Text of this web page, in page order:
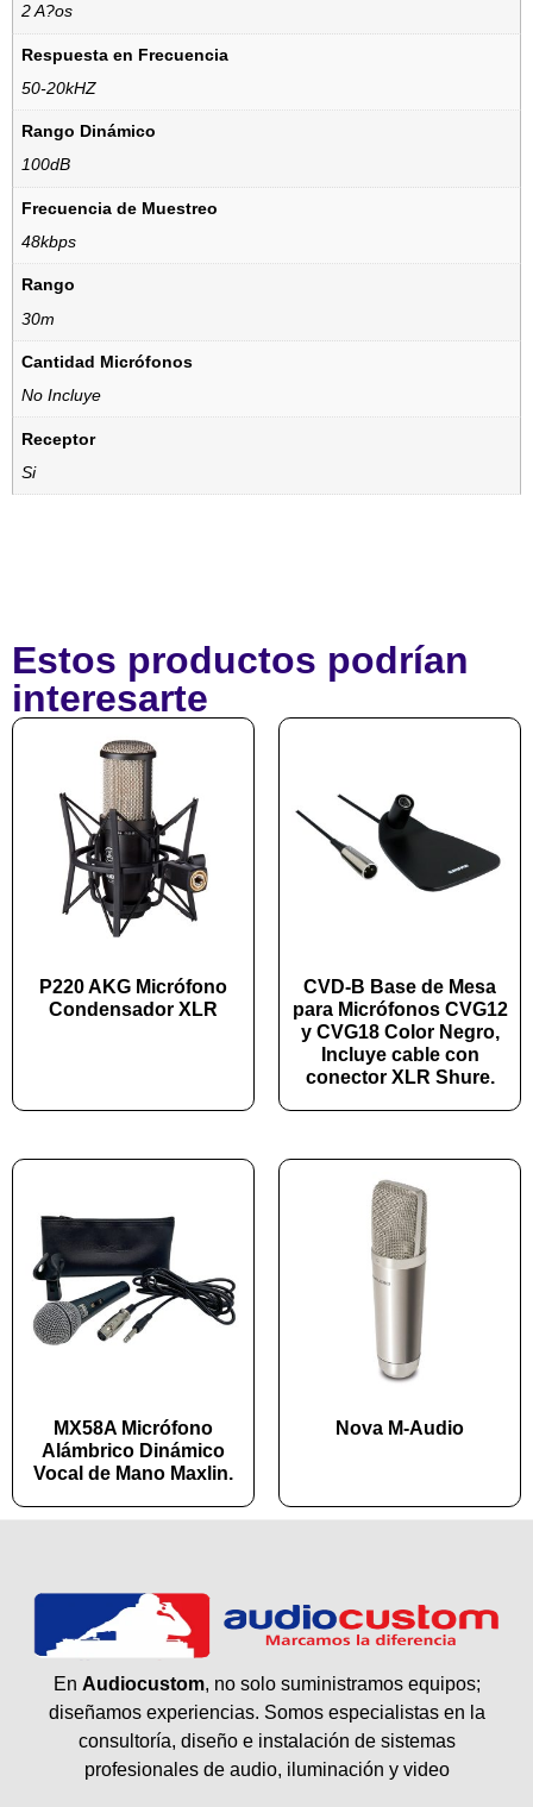
2 A?os
Respuesta en Frecuencia
50-20kHZ
Rango Dinámico
100dB
Frecuencia de Muestreo
48kbps
Rango
30m
Cantidad Micrófonos
No Incluye
Receptor
Si
Estos productos podrían
interesarte
P220 AKG Micrófono
Condensador XLR
CVD-B Base de Mesa
para Micrófonos CVG12
y CVG18 Color Negro,
Incluye cable con
conector XLR Shure.
MX58A Micrófono
Alámbrico Dinámico
Vocal de Mano Maxlin.
Nova M-Audio
En Audiocustom, no solo suministramos equipos;
diseñamos experiencias. Somos especialistas en la
consultoría, diseño e instalación de sistemas
profesionales de audio, iluminación y video